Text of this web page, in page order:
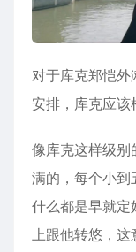
对于库克郑恺
安排，库克应该
像库克这样级别
满的，每个小到
什么都是早就定
上跟他转悠，